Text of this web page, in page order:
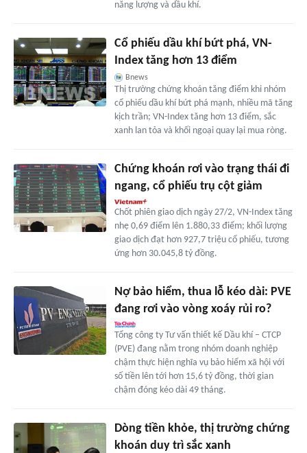
năng lượng và dầu khí.
Cổ phiếu dầu khí bứt phá, VN-
Index tăng hơn 13 điểm
Bnews
Thị trường chứng khoán tăng điểm khi nhóm
cổ phiếu dầu khí bứt phá mạnh, nhiều mã tăng
kịch trần; VN-Index tăng hơn 13 điểm, sắc
xanh lan tỏa và khối ngoại quay lại mua ròng.
Chứng khoán rơi vào trạng thái đi
ngang, cổ phiếu trụ cột giảm
Chốt phiên giao dịch ngày 27/2, VN-Index tăng
nhẹ 0,69 điểm lên 1.880,33 điểm; khối lượng
giao dịch đạt hơn 927,7 triệu cổ phiếu, tương
ứng hơn 30.045,8 tỷ đồng.
Nợ bảo hiểm, thua lỗ kéo dài: PVE
đang rơi vào vòng xoáy rủi ro?
Tổng công ty Tư vấn thiết kế Dầu khí – CTCP
(PVE) đang nằm trong nhóm doanh nghiệp
chậm thực hiện nghĩa vụ bảo hiểm xã hội với
số tiền lên tới hơn 15,6 tỷ đồng, thời gian
chậm đóng kéo dài 49 tháng.
Dòng tiền khỏe, thị trường chứng
khoán duy trì sắc xanh